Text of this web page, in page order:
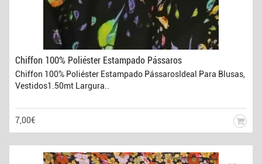
Chiffon 100% Poliéster Estampado Pássaros
Chiffon 100% Poliéster Estampado PássarosIdeal Para Blusas,
Vestidos1.50mt Largura..
7,00€